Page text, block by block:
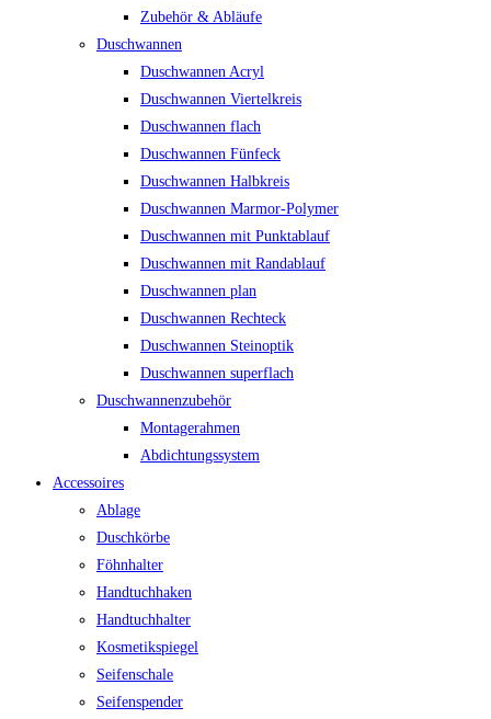
Zubehör & Abläufe
Duschwannen
Duschwannen Acryl
Duschwannen Viertelkreis
Duschwannen flach
Duschwannen Fünfeck
Duschwannen Halbkreis
Duschwannen Marmor-Polymer
Duschwannen mit Punktablauf
Duschwannen mit Randablauf
Duschwannen plan
Duschwannen Rechteck
Duschwannen Steinoptik
Duschwannen superflach
Duschwannenzubehör
Montagerahmen
Abdichtungssystem
Accessoires
Ablage
Duschkörbe
Föhnhalter
Handtuchhaken
Handtuchhalter
Kosmetikspiegel
Seifenschale
Seifenspender